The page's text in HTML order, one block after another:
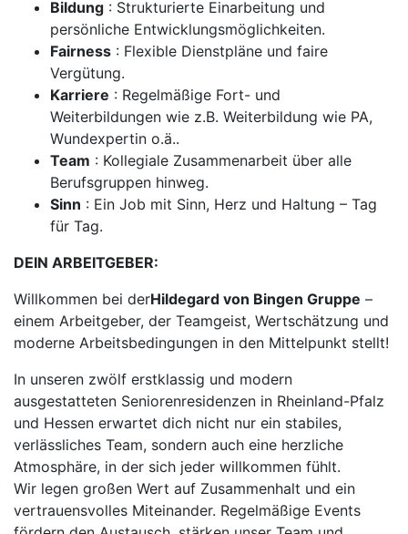
Bildung : Strukturierte Einarbeitung und
persönliche Entwicklungsmöglichkeiten.
Fairness : Flexible Dienstpläne und faire
Vergütung.
Karriere : Regelmäßige Fort- und
Weiterbildungen wie z.B. Weiterbildung wie PA,
Wundexpertin o.ä..
Team : Kollegiale Zusammenarbeit über alle
Berufsgruppen hinweg.
Sinn : Ein Job mit Sinn, Herz und Haltung – Tag
für Tag.
DEIN ARBEITGEBER:
Willkommen bei derHildegard von Bingen Gruppe –
einem Arbeitgeber, der Teamgeist, Wertschätzung und
moderne Arbeitsbedingungen in den Mittelpunkt stellt!
In unseren zwölf erstklassig und modern
ausgestatteten Seniorenresidenzen in Rheinland-Pfalz
und Hessen erwartet dich nicht nur ein stabiles,
verlässliches Team, sondern auch eine herzliche
Atmosphäre, in der sich jeder willkommen fühlt.
Wir legen großen Wert auf Zusammenhalt und ein
vertrauensvolles Miteinander. Regelmäßige Events